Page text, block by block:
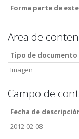
Forma parte de
Area de
Tipo de documento
Imagen
Campo de
Fecha de
2012-02-08